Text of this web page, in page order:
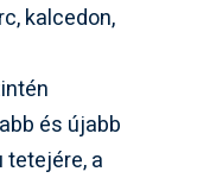
, kalcedon,
és újabb
tetejére, a